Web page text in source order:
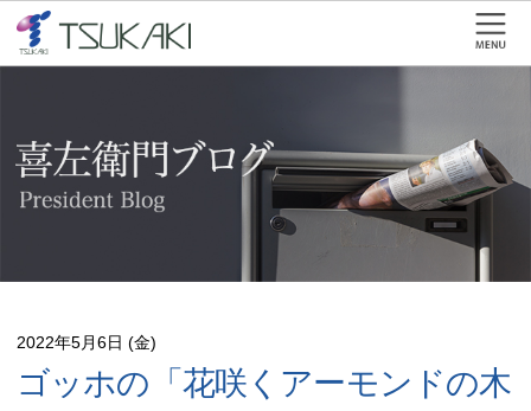
2022年5月6日 (金)
ゴッホの「花咲くアーモンドの木